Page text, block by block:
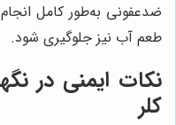
ضدعفونی به‌طور کامل انجام
طعم آب نیز جلوگیری شود.
نکات ایمنی در
کلر